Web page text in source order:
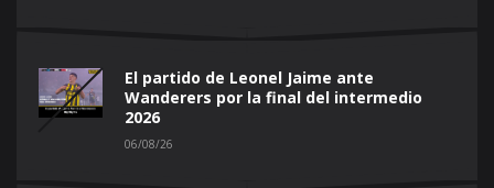
El partido de Leonel Jaime ante
Wanderers por la final del intermedio
2026
06/08/26